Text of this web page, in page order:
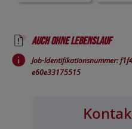
Auch ohne Lebenslauf
Job-Identifikationsnummer:
e60e33175515